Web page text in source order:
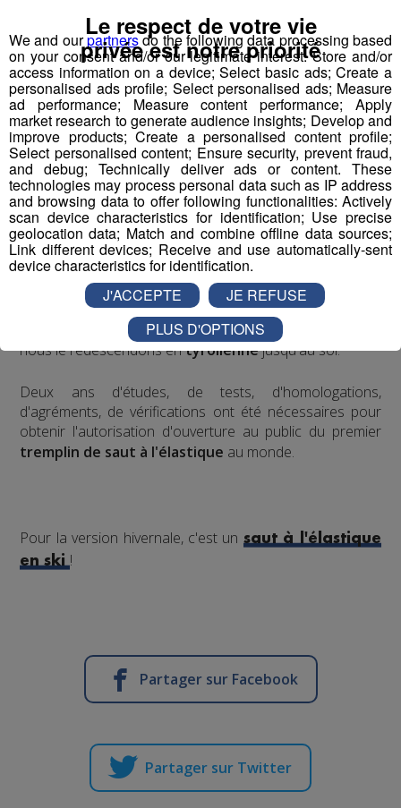
Écoutez l'interview de son créateur ⬇
mp3
Vous l'avez compris, le Bun J Ridecombine les
techniques dusaut de tremplin, dusaut à l'élastique
et de latyrolienne. Le sauteur est équipé à la taille d'un
harnais relié, de chaque côté, à deuxélastiques
mobiles. Placé en haut dutremplinsur l'accessoire
d'envol de son choix, le sauteur effectue une prise d'élan
d'environ 30 mètres qui débouche sur un vide de 40
mètres. Le saut s'effectue retenu par les deux
élastiquesqui accompagnent la trajectoire du sauteur.
Le système se bloque et une fois le sauteur stabilisé,
nous le redescendons entyroliennejusqu'au sol.
​Deux ans d'études, de tests, d'homologations,
d'agréments, de vérifications ont été nécessaires pour
obtenir l'autorisation d'ouverture au public du premier
tremplin de saut à l'élastique au monde.
Pour la version hivernale, c'est un saut à l'élastique
en ski!
Partager sur Facebook
Partager sur Twitter
We and ourpartnersdo the following data processing based
on your consent and/or our legitimate interest: Store and/or
access information on a device; Select basic ads; Create a
personalised ads profile; Select personalised ads; Measure
ad performance; Measure content performance; Apply
market research to generate audience insights; Develop and
improve products; Create a personalised content profile;
Select personalised content; Ensure security, prevent fraud,
and debug; Technically deliver ads or content. These
technologies may process personal data such as IP address
and browsing data to offer following functionalities: Actively
scan device characteristics for identification; Use precise
geolocation data; Match and combine offline data sources;
Link different devices; Receive and use automatically-sent
device characteristics for identification.
Le respect de votre vie
privée est notre priorité
J'ACCEPTE
JE REFUSE
PLUS D'OPTIONS